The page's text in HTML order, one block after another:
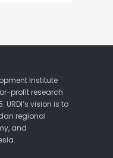
Institute
profit research
vision is to
regional
and